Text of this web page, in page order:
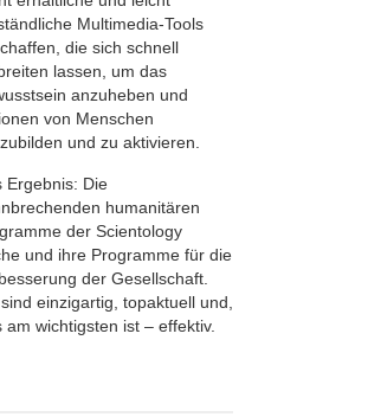
Multimedia-Tools
die sich schnell
lassen, um das
anzuheben und
von Menschen
und zu aktivieren.
Ergebnis: Die
humanitären
der Scientology
und ihre Programme für die
der Gesellschaft.
einzigartig, topaktuell und,
am wichtigsten ist – effektiv.